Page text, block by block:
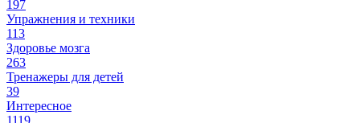
197
Упражнения и техники
113
Здоровье мозга
263
Тренажеры для детей
39
Интересное
1119